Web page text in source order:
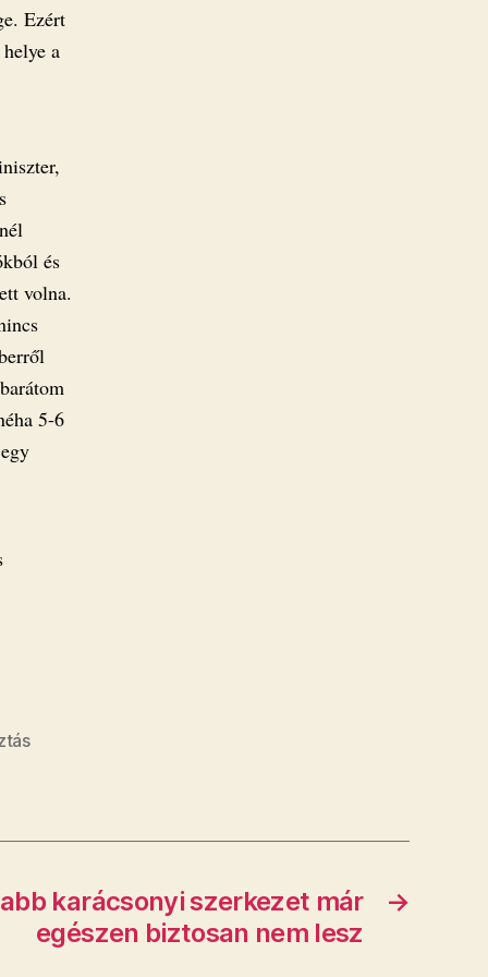
Ezért
a
és
volna.
5-6
→
karácsonyi szerkezet már
egészen biztosan nem lesz